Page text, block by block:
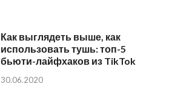
Как выглядеть выше, как
использовать тушь: топ-5
бьюти-лайфхаков из TikTok
30.06.2020